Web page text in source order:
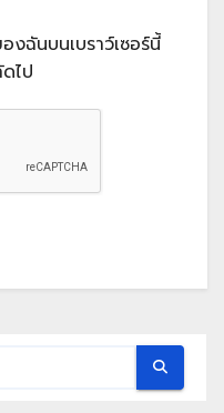
งฉันบนเบราว์เซอร์นี้
ไป